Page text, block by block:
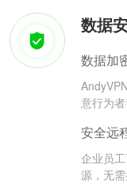
数据
数据加
意行为者
安全远
企业员
源，无需